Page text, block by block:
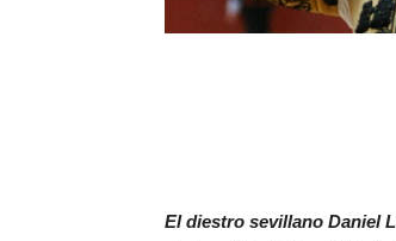
El diestro sevillano Daniel